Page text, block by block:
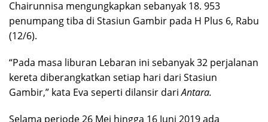
Chairunnisa mengungkapkan sebanyak 18. 953
penumpang tiba di Stasiun Gambir pada H Plus 6, Rabu
(12/6).
“Pada masa liburan Lebaran ini sebanyak 32 perjalanan
kereta diberangkatkan setiap hari dari Stasiun
Gambir,” kata Eva seperti dilansir dariAntara.
Selama periode 26 Mei hingga 16 Juni 2019 ada